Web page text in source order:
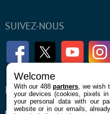
SUIVEZ-NOUS
FacebookTwitter
ENTREPRISE
Welcome
With our 488partners , we
your devices (cookies, pixels
your personal data with our
website or in our emails,